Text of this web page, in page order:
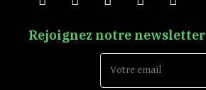
Rejoignez notre newsletter